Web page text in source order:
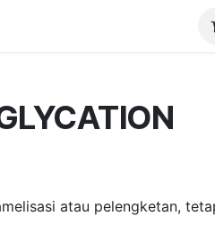
Collagen
atau pelengketan,